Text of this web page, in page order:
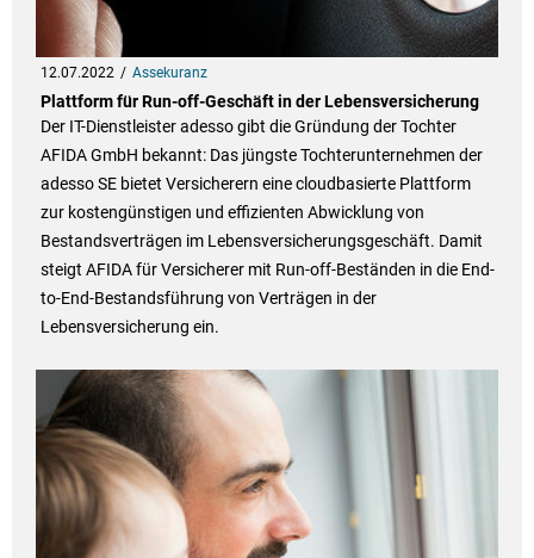
12.07.2022 Assekuranz
Plattform für Run-off-Geschäft in der Lebensversicherung
Der IT-Dienstleister adesso gibt die Gründung der Tochter
AFIDA GmbH bekannt: Das jüngste Tochterunternehmen der
adesso SE bietet Versicherern eine cloudbasierte Plattform
zur kostengünstigen und effizienten Abwicklung von
Bestandsverträgen im Lebensversicherungsgeschäft. Damit
steigt AFIDA für Versicherer mit Run-off-Beständen in die End-
to-End-Bestandsführung von Verträgen in der
Lebensversicherung ein.​